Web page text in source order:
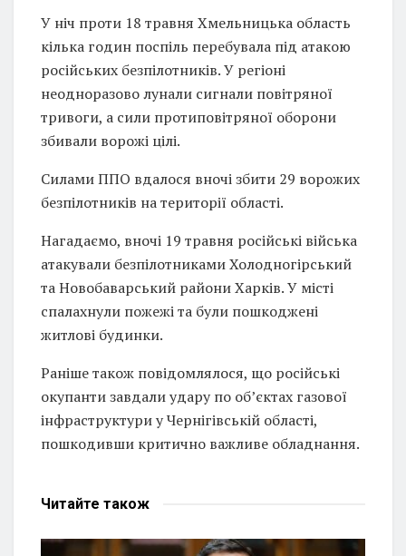
У ніч проти 18 травня Хмельницька область
кілька годин поспіль перебувала під атакою
російських безпілотників. У регіоні
неодноразово лунали сигнали повітряної
тривоги, а сили протиповітряної оборони
збивали ворожі цілі.
Силами ППО вдалося вночі збити 29 ворожих
безпілотників на території області.
Нагадаємо, вночі 19 травня російські війська
атакували безпілотниками Холодногірський
та Новобаварський райони Харків. У місті
спалахнули пожежі та були пошкоджені
житлові будинки.
Раніше також повідомлялося, що російські
окупанти завдали удару по об’єктах газової
інфраструктури у Чернігівській області,
пошкодивши критично важливе обладнання.
Читайте також